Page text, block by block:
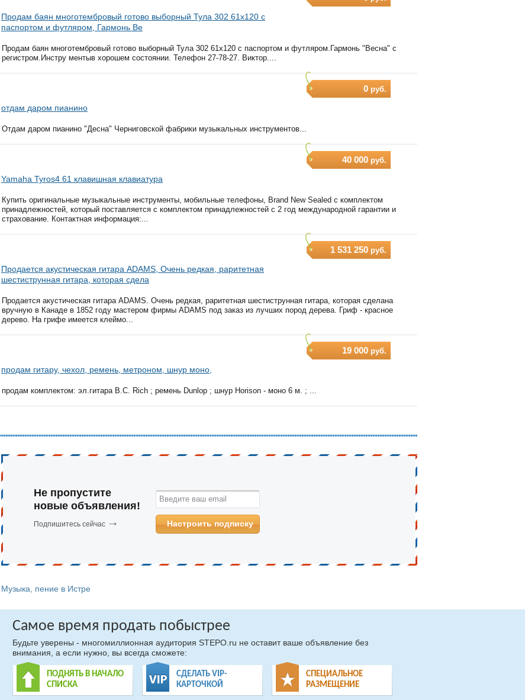
Продам баян многотембровый готово выборный Тула 302 61х120 с
паспортом и футляром, Гармонь Ве
Продам баян многотембровый готово выборный Тула 302 61х120 с паспортом и футляром.Гармонь "Весна" с
регистром.Инстру ментыв хорошем состоянии. Телефон 27-78-27. Виктор....
отдам даром пианино
0 руб.
Отдам даром пианино "Десна" Черниговской фабрики музыкальных инструментов...
Yamaha Tyros4 61 клавишная клавиатура
40 000 руб.
Купить оригинальные музыкальные инструменты, мобильные телефоны, Brand New Sealed с комплектом
принадлежностей, который поставляется с комплектом принадлежностей с 2 ​​год международной гарантии и
страхование. Контактная информация:...
Продается акустическая гитара ADAMS, Очень редкая, раритетная
шестиструнная гитара, которая сдела
1 531 250 руб.
Продается акустическая гитара ADAMS. Очень редкая, раритетная шестиструнная гитара, которая сделана
вручную в Канаде в 1852 году мастером фирмы ADAMS под заказ из лучших пород дерева. Гриф - красное
дерево. На грифе имеется клеймо...
продам гитару, чехол, ремень, метроном, шнур моно,
19 000 руб.
продам комплектом: эл.гитара B.C. Rich ; ремень Dunlop ; шнур Horison - моно 6 м. ; ...
Не пропустите
новые объявления!
Подпишитесь сейчас
Введите ваш email
Настроить подписку
Музыка, пение в Истре
Самое время продать побыстрее
Будьте уверены - многомиллионная аудитория STEPO.ru не оставит ваше объявление без
внимания, а если нужно, вы всегда сможете:
ПОДНЯТЬ В НАЧАЛО
СПИСКА
СДЕЛАТЬ VIP-
КАРТОЧКОЙ
СПЕЦИАЛЬНОЕ
РАЗМЕЩЕНИЕ